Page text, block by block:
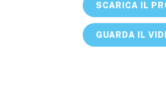
SCARICA IL
GUARDA IL